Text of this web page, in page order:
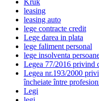
Kruk
leasing
leasing auto
lege contracte credit
Lege darea in plata
lege faliment personal
lege insolventa
Legea 77/2016 privind
Legea nr.193/2000
încheiate între
Legi